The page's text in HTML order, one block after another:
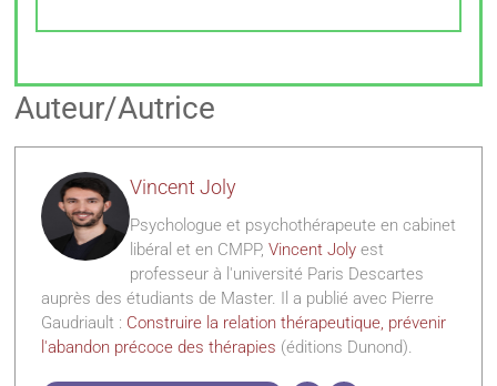
Auteur/Autrice
Vincent Joly
Psychologue et psychothérapeute en cabinet
libéral et en CMPP, Vincent Jolyest
professeur à l'université Paris Descartes
auprès des étudiants de Master. Il a publié avec Pierre
Gaudriault : Construire la relation thérapeutique, prévenir
l'abandon précoce des thérapies (éditions Dunond).